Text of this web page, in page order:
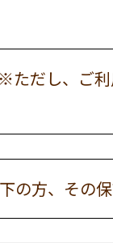
だし、ご利
の方、その